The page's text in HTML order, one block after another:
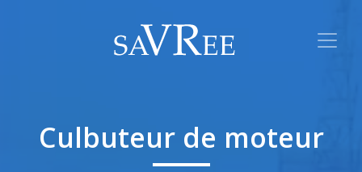
Culbuteur de moteur